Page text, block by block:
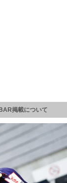
掲載について